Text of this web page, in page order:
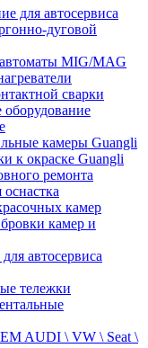
для автосервиса
дуговой
MIG/MAG
сварки
оборудование
камеры Guangli
к окраске Guangli
ремонта
камер
камер и
автосервиса
тележки
AUDI \ VW \ Seat \